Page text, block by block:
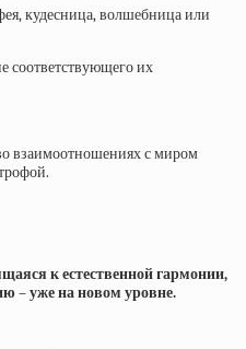
кудесница, волшебница или
соответствующего их
взаимоотношениях с миром
к естественной гармонии,
– уже на новом уровне.